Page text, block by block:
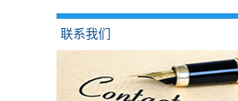
联系我们